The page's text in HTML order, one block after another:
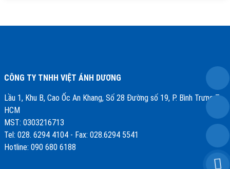
CÔNG TY TNHH VIỆT ÁNH DƯƠNG
Lầu 1, Khu B, Cao Ốc An Khang, Số 28 Đường số 19, P. Bình Trưng,Tp.
HCM
MST: 0303216713
Tel: 028. 6294 4104 - Fax: 028.6294 5541
Hotline: 090 680 6188